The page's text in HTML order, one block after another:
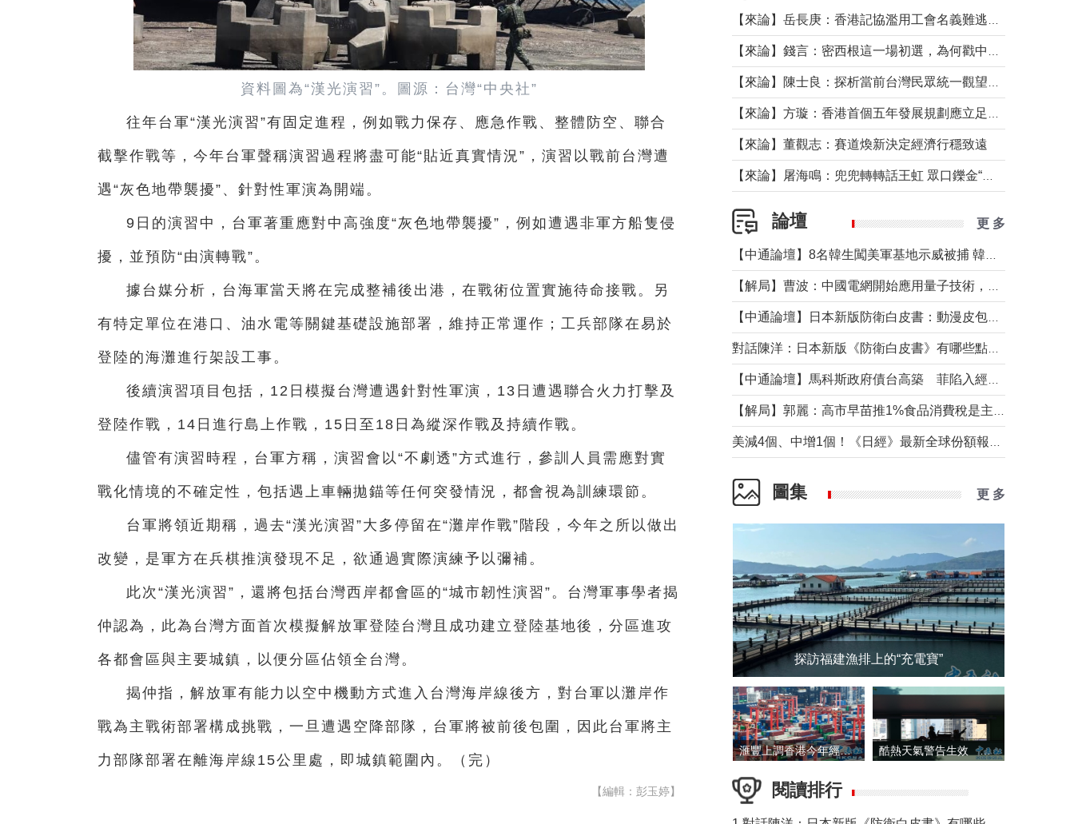
資料圖為“漢光演習 ”。圖源：台灣“中央社”
往年台軍“漢光演習”有固定進程，例如戰力保存、應急作戰、整體防空、聯合
截擊作戰等，今年台軍聲稱演習過程將盡可能“貼近真實情況”，演習以戰前台灣遭
遇“灰色地帶襲擾”、針對性軍演為開端。
9日的演習中，台軍著重應對中高強度“灰色地帶襲擾”，例如遭遇非軍方船隻侵
擾，並預防“由演轉戰”。
據台媒分析，台海軍當天將在完成整補後出港，在戰術位置實施待命接戰。另
有特定單位在港口、油水電等關鍵基礎設施部署，維持正常運作；工兵部隊在易於
登陸的海灘進行架設工事。
後續演習項目包括，12日模擬台灣遭遇針對性軍演，13日遭遇聯合火力打擊及
登陸作戰，14日進行島上作戰，15日至18日為縱深作戰及持續作戰。
儘管有演習時程，台軍方稱，演習會以“不劇透”方式進行，參訓人員需應對實
戰化情境的不確定性，包括遇上車輛拋錨等任何突發情況，都會視為訓練環節。
台軍將領近期稱，過去“漢光演習”大多停留在“灘岸作戰”階段，今年之所以做出
改變，是軍方在兵棋推演發現不足，欲通過實際演練予以彌補。
此次“漢光演習”，還將包括台灣西岸都會區的“城市韌性演習”。台灣軍事學者揭
仲認為，此為台灣方面首次模擬解放軍登陸台灣且成功建立登陸基地後，分區進攻
各都會區與主要城鎮，以便分區佔領全台灣。
揭仲指，解放軍有能力以空中機動方式進入台灣海岸線後方，對台軍以灘岸作
戰為主戰術部署構成挑戰，一旦遭遇空降部隊，台軍將被前後包圍，因此台軍將主
力部隊部署在離海岸線15公里處，即城鎮範圍內。（完）
【編輯：彭玉婷】
【來論】董觀志：賽道煥新決定經濟行穩致遠
論壇 更 多
圖集 更 多
探訪福建漁排上的“充電寶”
滙豐上調香港今年經濟增長預測至4.5% 酷熱天氣警告生效 本港高溫持續至下周
閱讀排行